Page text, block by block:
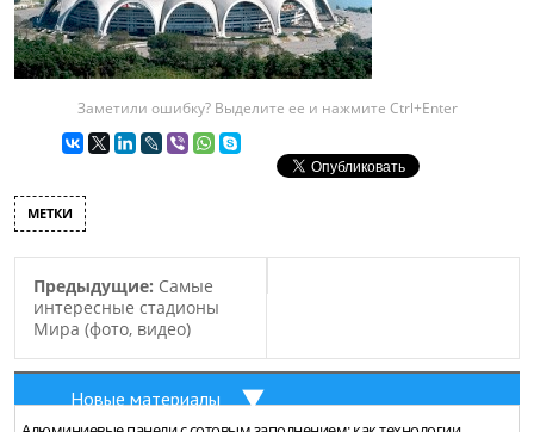
Заметили ошибку? Выделите ее и нажмите Ctrl+Enter
МЕТКИ
Предыдущие: Самые
интересные стадионы
Мира (фото, видео)
Новые материалы